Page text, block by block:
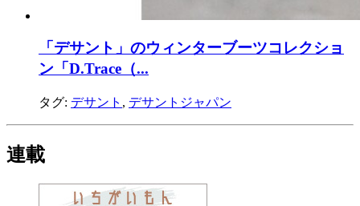
「デサント」のウィンターブーツコレクショ
ン「D.Trace（...
タグ: デサント , デサントジャパン
連載